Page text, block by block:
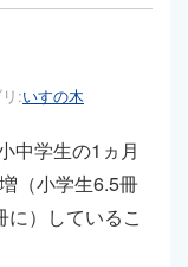
:いすの木
中学生の1ヵ月
（小学生6.5冊
）しているこ